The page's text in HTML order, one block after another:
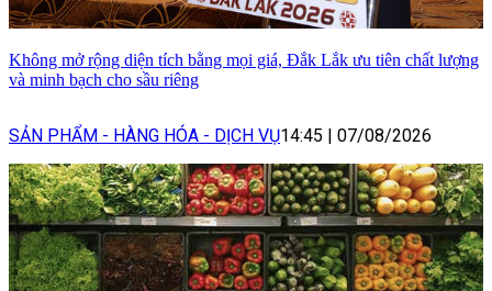
Không mở rộng diện tích bằng mọi giá, Đắk Lắk ưu tiên chất lượng
và minh bạch cho sầu riêng
SẢN PHẨM - HÀNG HÓA - DỊCH VỤ14:45 07/08/2026